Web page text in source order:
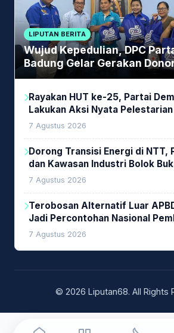
LIPUTAN BERITA
Wujud Kepedulian, DPC
Badung Gelar Gerakan
Rayakan HUT ke-25, Partai
Lakukan Aksi Nyata
7 Agustus 2026
Dorong Transisi Energi di NTT,
dan Kawasan Industri Bolok
Investasi Woodchip untuk
7 Agustus 2026
Terobosan Alternatif Luar
Jadi Percontohan Nasional
7 Agustus 2026
© 2026 Liputan68. All Rights